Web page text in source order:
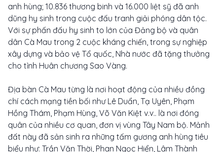
anh hùng; 10.836 thương binh và 16.000 liệt sỹ đã anh
dũng hy sinh trong cuộc đấu tranh giải phóng dân tộc.
Với sự phấn đấu hy sinh to lớn của Đảng bộ và quân
dân Cà Mau trong 2 cuộc kháng chiến, trong sự nghiệp
xây dựng và bảo vệ Tổ quốc, Nhà nước đã tặng thưởng
cho tỉnh Huân chương Sao Vàng.
Địa bàn Cà Mau từng là nơi hoạt động của nhiều đồng
chí cách mạng tiền bối như Lê Duẩn, Tạ Uyên, Phạm
Hồng Thám, Phạm Hùng, Võ Văn Kiệt v.v.. là nơi đóng
quân của nhiều cơ quan, đơn vị vùng Tây Nam bộ. Mảnh
đất này đã sản sinh ra những tấm gương anh hùng tiêu
biểu như: Trần Văn Thời, Phan Ngọc Hiển, Lâm Thành